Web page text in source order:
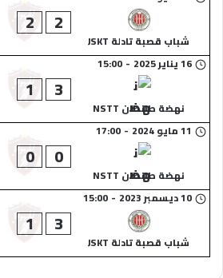
شباب قصبة تادلة JSKT
2
2
16 يناير 2025 -
15:00
نهضة طانطان NSTT
3
1
11 مايو 2024 -
17:00
نهضة طانطان NSTT
0
0
10 ديسمبر 2023 -
15:00
شباب قصبة تادلة JSKT
3
1